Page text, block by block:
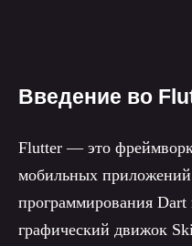
Введение во
Flutter — это фреймворк
мобильных
программирования Dart
графический движок